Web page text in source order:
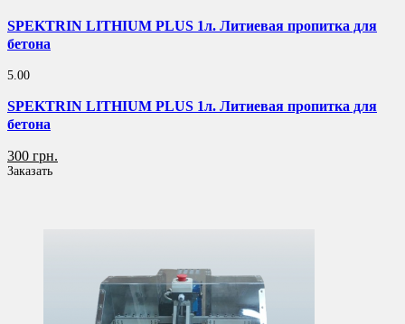
SPEKTRIN LITHIUM PLUS 1л. Литиевая пропитка для
бетона
5.00
SPEKTRIN LITHIUM PLUS 1л. Литиевая пропитка для
бетона
300 грн.
Заказать